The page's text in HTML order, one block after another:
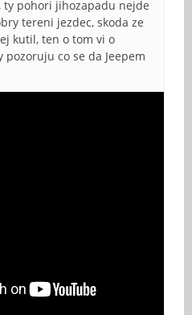
ty pohori jihozapadu nejde
tereni jezdec, skoda ze
kutil, ten o tom vi o
pozoruju co se da Jeepem